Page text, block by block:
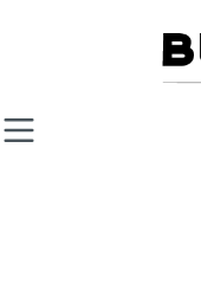
Zum Hauptinhalt